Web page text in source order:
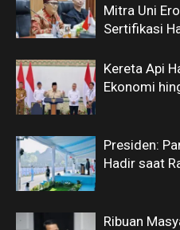
Mitra Uni
Sertifikasi
Kereta Api
Ekonomi
Presiden:
Hadir saat
Ribuan